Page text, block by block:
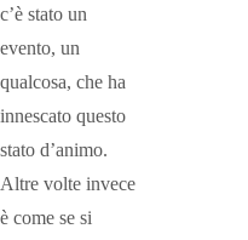
c’è stato un
evento, un
qualcosa, che ha
innescato questo
stato d’animo.
Altre volte invece
è come se si